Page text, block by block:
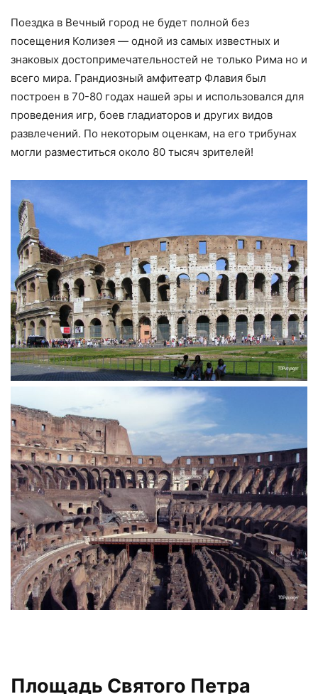
Поездка в Вечный город не будет полной без
посещения Колизея — одной из самых известных и
знаковых достопримечательностей не только Рима но и
всего мира. Грандиозный амфитеатр Флавия был
построен в 70-80 годах нашей эры и использовался для
проведения игр, боев гладиаторов и других видов
развлечений. По некоторым оценкам, на его трибунах
могли разместиться около 80 тысяч зрителей!
Площадь Святого Петра